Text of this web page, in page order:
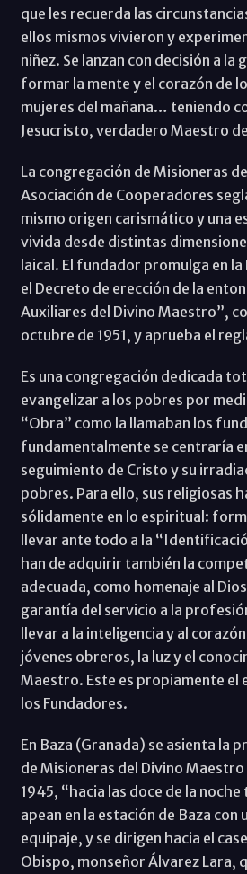
que les recuerda las
ellos mismos vivieron y
niñez. Se lanzan con decisión a la
formar la mente y el corazón de
mujeres del mañana… teniendo
Jesucristo, verdadero Maestro
La congregación de Misioneras
Asociación de Cooperadores
mismo origen carismático y una
vivida desde distintas
laical. El fundador promulga en la
el Decreto de erección de la
Auxiliares del Divino Maestro”,
octubre de 1951, y aprueba el
Es una congregación dedicada
evangelizar a los pobres por
“Obra” como la llamaban los
fundamentalmente se centraría
seguimiento de Cristo y su
pobres. Para ello, sus religiosas
sólidamente en lo espiritual:
llevar ante todo a la
han de adquirir también la
adecuada, como homenaje al
garantía del servicio a la
llevar a la inteligencia y al
jóvenes obreros, la luz y el
Maestro. Este es propiamente el
los Fundadores.
En Baza (Granada) se asienta la
de Misioneras del Divino Maestro
1945, “hacia las doce de la
apean en la estación de Baza con
equipaje, y se dirigen hacia el
Obispo, monseñor Álvarez Lara,